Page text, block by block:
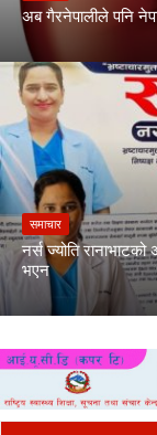
अब गैरनेपालीले पनि
समाचार
नर्स ज्योति
भएन